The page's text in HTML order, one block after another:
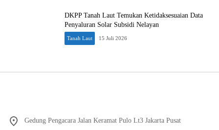
DKPP Tanah Laut Temukan Ketidaksesuaian Data
Penyaluran Solar Subsidi Nelayan
Tanah Laut 15 Juli 2026
Gedung Pengacara Jalan Keramat Pulo Lt3 Jakarta Pusat